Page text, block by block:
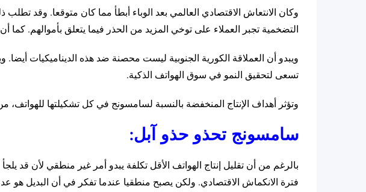
وكان الانتعاش الاقتصادي العالمي بعد الوباء أبطأ مما كان متوقعا. وقد
التضخمية تجبر العملاء على توخي المزيد من الحذر فيما يتعلق بأموالهم. كما
ويبدو أن العملاقة الكورية الجنوبية ليست محصنة ضد هذه الديناميكيات
تسعى لتحقيق النمو في سوق الهواتف الذكية.
وتؤثر أهداف الإنتاج المنخفضة بالنسبة لسامسونج في كل تشكيلتها للهواتف،
سامسونج تحذو حذو آبل:
بالرغم من أن تقليل إنتاج الهواتف الأقل تكلفة يبدو أمر غير منطقي لأن قد
فترة الانكماش الاقتصادي. ولكن يصبح منطقيا عندما تفكر في أن البديل هو